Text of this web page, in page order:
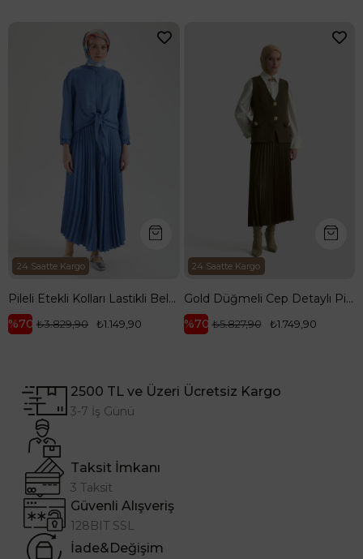
24 Saatte Kargo
Pileli Etekli Kolları Lastikli Belden Kurdele Detaylı Etekli İkili Takım-Mavi 25YT656
%70
₺1.149,90
₺3.829,90
24 Saatte Kargo
Gold Düğmeli Cep Detaylı Pilise Etekli Yelekli İkili Takım-Yağ Yeşili 25KT643
%70
₺1.749,90
₺5.827,90
2500 TL ve Üzeri Ücretsiz Kargo
3-7 İş Günü
Taksit İmkanı
3 Taksit
Güvenli Alışveriş
128BIT SSL
İade&Değişim